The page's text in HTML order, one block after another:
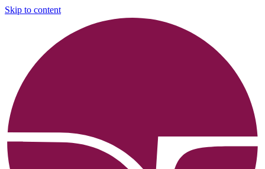
Skip to content